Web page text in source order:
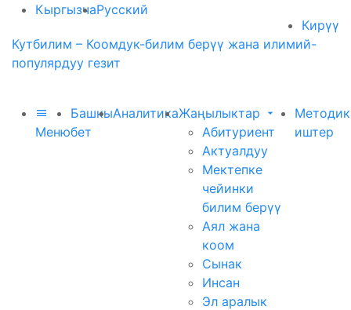
КыргызчаРусский
Кирүү
Кутбилим – Коомдук-билим берүү жана илимий-
популярдуу гезит
Меню
Башкы
бет
АналитикаЖаңылыктар
Абитуриент
Актуалдуу
Мектепке
чейинки
билим берүү
Аял жана
коом
Сынак
Инсан
Эл аралык
иштер